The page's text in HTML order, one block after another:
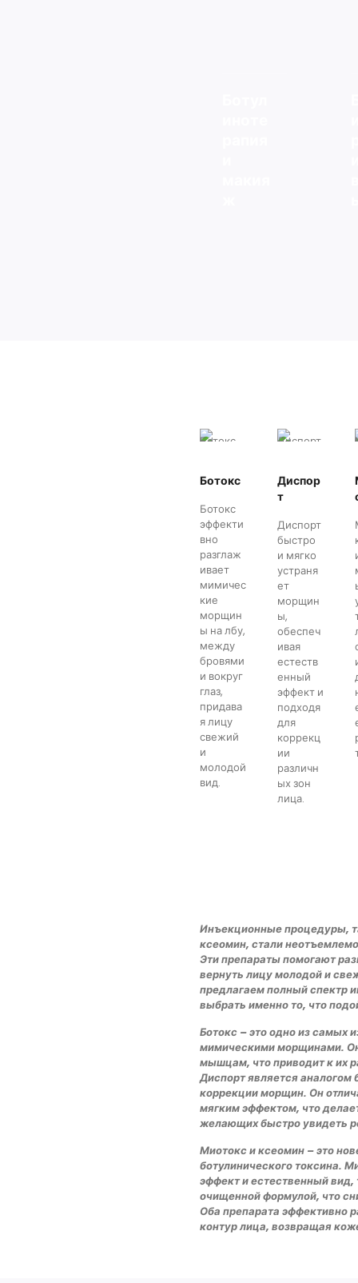
Ботокс
Ботокс
эффекти
вно
разглаж
ивает
мимичес
кие
морщин
ы на лбу,
между
бровями
и вокруг
глаз,
придава
я лицу
свежий
и
молодой
вид.
Диспор
т
Диспорт
быстро
и мягко
устраня
ет
морщин
ы,
обеспеч
ивая
естеств
енный
эффект и
подходя
для
коррекц
ии
различн
ых зон
лица.
Инъекционные процедуры,
ксеомин, стали
Эти препараты помогают
вернуть лицу молодой и
предлагаем полный спектр
выбрать именно то, что
Ботокс – это одно из самых
мимическими морщинами.
мышцам, что приводит к их
Диспорт является аналогом
коррекции морщин. Он
мягким эффектом, что
желающих быстро увидеть
Миотокс и ксеомин – это
ботулинического токсина.
эффект и естественный вид,
очищенной формулой, что
Оба препарата эффективно
контур лица, возвращая